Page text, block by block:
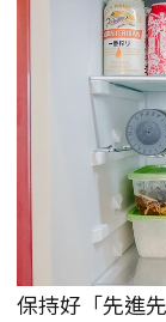
保持好「先進